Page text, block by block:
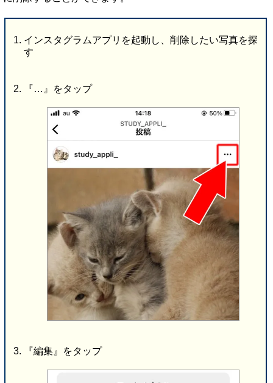
インスタグラムアプリを起動し、削除したい写真を探
す
『…』をタップ
『編集』をタップ